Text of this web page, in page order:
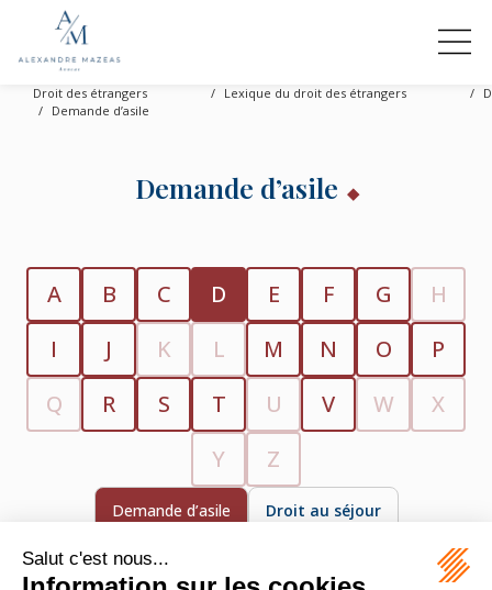
Droit des étrangers Lexique du droit des étrangers
D
Demande d’asile
Demande d’asile
A B C D E F G
H
I
J K L M N O
P
Q
R S T U V W
X
Y
Z
Demande d’asile Droit au séjour
Dublin (procédure Dublin)